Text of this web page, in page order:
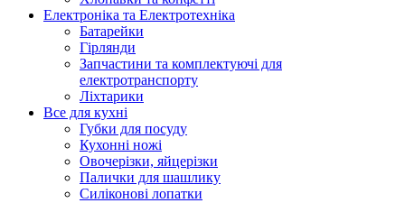
Електроніка та Електротехніка
Батарейки
Гірлянди
Запчастини та комплектуючі для
електротранспорту
Ліхтарики
Все для кухні
Губки для посуду
Кухонні ножі
Овочерізки, яйцерізки
Палички для шашлику
Силіконові лопатки